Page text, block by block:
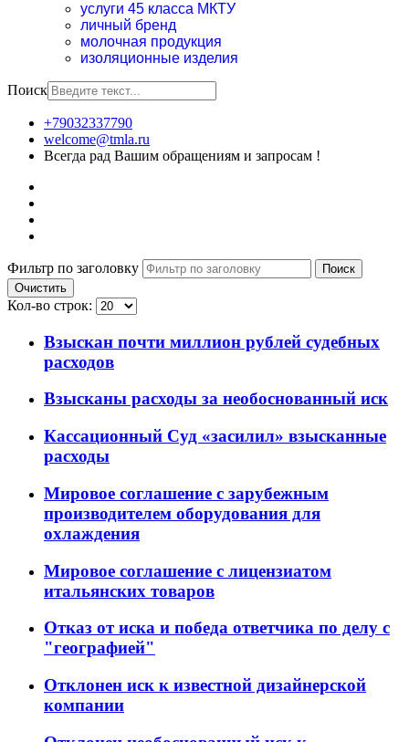
услуги 45 класса МКТУ
личный бренд
молочная продукция
изоляционные изделия
Поиск
+79032337790
welcome@tmla.ru
Всегда рад Вашим обращениям и запросам !
Фильтр по заголовку
Поиск
Очистить
Кол-во строк:
Взыскан почти миллион рублей судебных
расходов
Взысканы расходы за необоснованный иск
Кассационный Суд «засилил» взысканные
расходы
Мировое соглашение с зарубежным
производителем оборудования для
охлаждения
Мировое соглашение с лицензиатом
итальянских товаров
Отказ от иска и победа ответчика по делу с
"географией"
Отклонен иск к известной дизайнерской
компании